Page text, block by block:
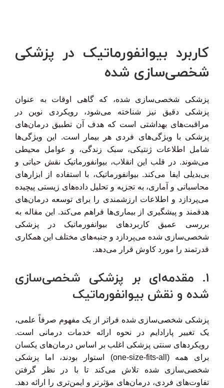
کاربرد بیوانفورماتیک در پزشکی
شخصی‌سازی شده
پزشکی شخصی‌سازی شده، که گاهی اوقات به عنوان
پزشکی دقیق نیز شناخته می‌شود، رویکردی نوین در
مراقبت‌های بهداشتی است که هدف آن تطبیق درمان‌های
پزشکی با ویژگی‌های فردی هر بیمار است. این ویژگی‌ها
شامل اطلاعات ژنتیکی، سبک زندگی، و عوامل محیطی
می‌شوند. در قلب این انقلاب، بیوانفورماتیک نقش حیاتی و
بی‌بدیلی ایفا می‌کند. بیوانفورماتیک، با استفاده از ابزارهای
محاسباتی و آماری، به تجزیه و تحلیل داده‌های زیستی پیچیده
می‌پردازد و اطلاعات ارزشمندی را برای توسعه درمان‌های
هدفمند و پیشگیری از بیماری‌ها فراهم می‌کند. این مقاله به
بررسی عمیق کاربردهای بیوانفورماتیک در پزشکی
شخصی‌سازی شده می‌پردازد و جنبه‌های مختلف این همکاری
قدرتمند را مورد کاوش قرار می‌دهد.
1. مقدمه‌ای بر پزشکی شخصی‌سازی
شده و نقش بیوانفورماتیک
پزشکی شخصی‌سازی شده فراتر از یک مفهوم صرفاً علمی،
یک تغییر پارادایم در نحوه ارائه خدمات درمانی است.
رویکردهای سنتی پزشکی اغلب بر اساس درمان‌های یکسان
برای همه (one-size-fits-all) استوار بودند، اما پزشکی
شخصی‌سازی شده تلاش می‌کند تا با در نظر گرفتن
تفاوت‌های فردی، درمان‌های مؤثرتر و ایمن‌تری را ارائه دهد.